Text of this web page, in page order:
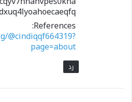
References:
@cindiqqf664319?
page=about
رد